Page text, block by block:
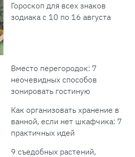
Гороскоп для всех знаков
зодиака с 10 по 16 августа
Вместо перегородок: 7
неочевидных способов
зонировать гостиную
Как организовать хранение в
ванной, если нет шкафчика: 7
практичных идей
9 съедобных растений,